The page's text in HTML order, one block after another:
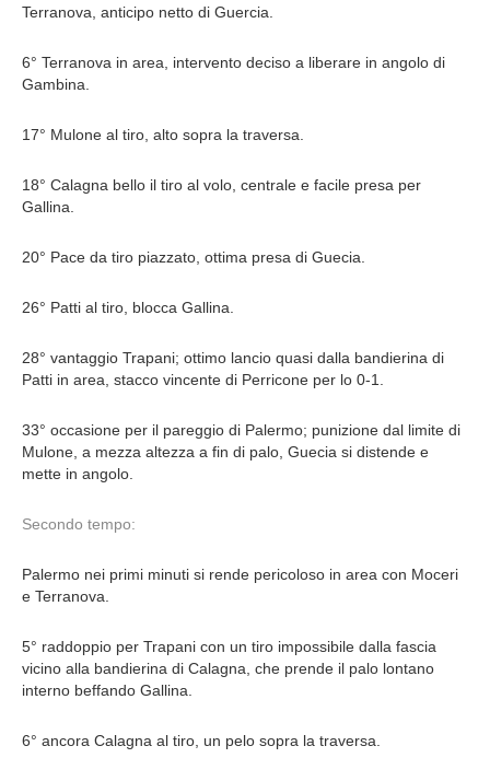
Terranova, anticipo netto di Guercia.
6° Terranova in area, intervento deciso a liberare in angolo di
Gambina.
17° Mulone al tiro, alto sopra la traversa.
18° Calagna bello il tiro al volo, centrale e facile presa per
Gallina.
20° Pace da tiro piazzato, ottima presa di Guecia.
26° Patti al tiro, blocca Gallina.
28° vantaggio Trapani; ottimo lancio quasi dalla bandierina di
Patti in area, stacco vincente di Perricone per lo 0-1.
33° occasione per il pareggio di Palermo; punizione dal limite di
Mulone, a mezza altezza a fin di palo, Guecia si distende e
mette in angolo.
Secondo tempo:
Palermo nei primi minuti si rende pericoloso in area con Moceri
e Terranova.
5° raddoppio per Trapani con un tiro impossibile dalla fascia
vicino alla bandierina di Calagna, che prende il palo lontano
interno beffando Gallina.
6° ancora Calagna al tiro, un pelo sopra la traversa.